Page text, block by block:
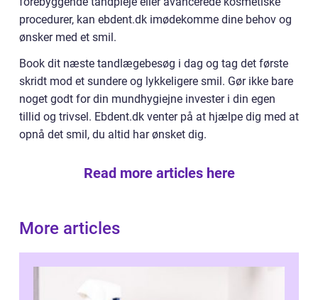
procedurer, kan ebdent.dk imødekomme dine behov og
ønsker med et smil.
Book dit næste tandlægebesøg i dag og tag det første
skridt mod et sundere og lykkeligere smil. Gør ikke bare
noget godt for din mundhygiejne invester i din egen
tillid og trivsel. Ebdent.dk venter på at hjælpe dig med at
opnå det smil, du altid har ønsket dig.
Read more articles here
More articles